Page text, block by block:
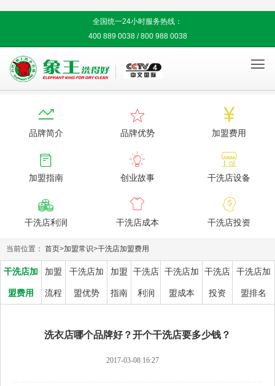
全国统一24小时服务热线：
400 889 0038 / 800 988 0038


品牌简介

品牌优势

加盟费用

加盟指南

创业故事

干洗店设备

干洗店利润

干洗店成本

干洗店投资
当前位置： 首页>加盟常识>干洗店加盟费用
干洗店加
盟费用
加盟
流程
干洗店加
盟优势
加盟
指南
干洗店
利润
干洗店加
盟成本
干洗店
投资
干洗店加
盟排名
洗衣店哪个品牌好？开个干洗店要多少钱？
2017-03-08 16:27